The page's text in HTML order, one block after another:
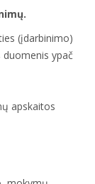
(įdarbinimo)
ypač
apskaitos